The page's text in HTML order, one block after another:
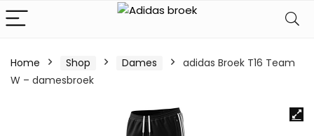
Home Shop Dames
adidas Broek T16 Team
W – damesbroek